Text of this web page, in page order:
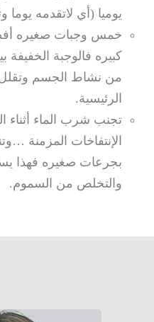
يوميا (أي لاتقدمه يوما
خمس وجبات صغيره
كبيره فالوجبة الخفيفة
من نشاط الجسم وتقلل
الرئيسية.
تجنب شرب الماء أثناء
الإنتفاخات المزمنة
بجرعات صغيره فهذا
والتخلص من السموم.